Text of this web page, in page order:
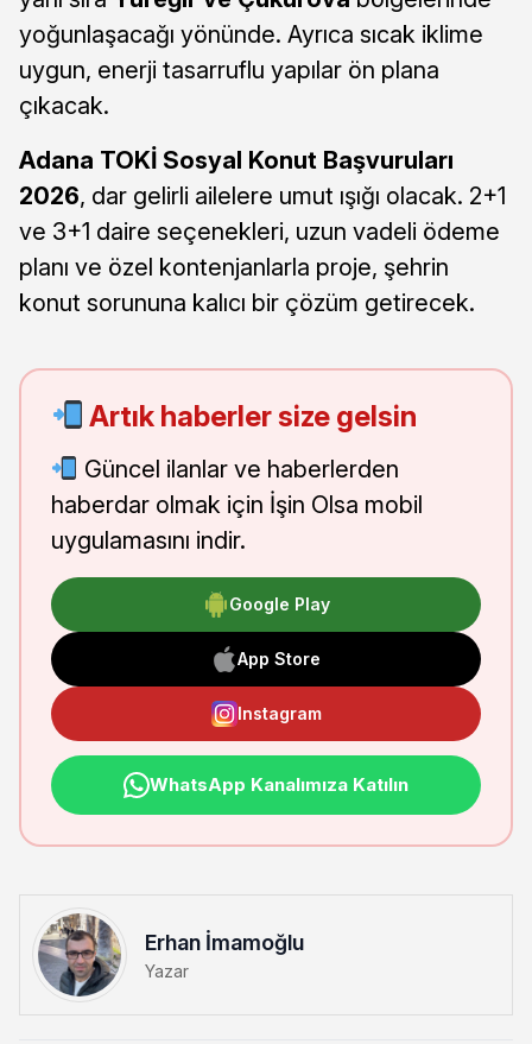
yoğunlaşacağı yönünde. Ayrıca sıcak iklime
uygun, enerji tasarruflu yapılar ön plana
çıkacak.
Adana TOKİ Sosyal Konut Başvuruları
2026, dar gelirli ailelere umut ışığı olacak. 2+1
ve 3+1 daire seçenekleri, uzun vadeli ödeme
planı ve özel kontenjanlarla proje, şehrin
konut sorununa kalıcı bir çözüm getirecek.
Artık haberler size gelsin
Güncel ilanlar ve haberlerden
haberdar olmak için İşin Olsa mobil
uygulamasını indir.
Google Play
App Store
Instagram
WhatsApp Kanalımıza Katılın
Erhan İmamoğlu
Yazar